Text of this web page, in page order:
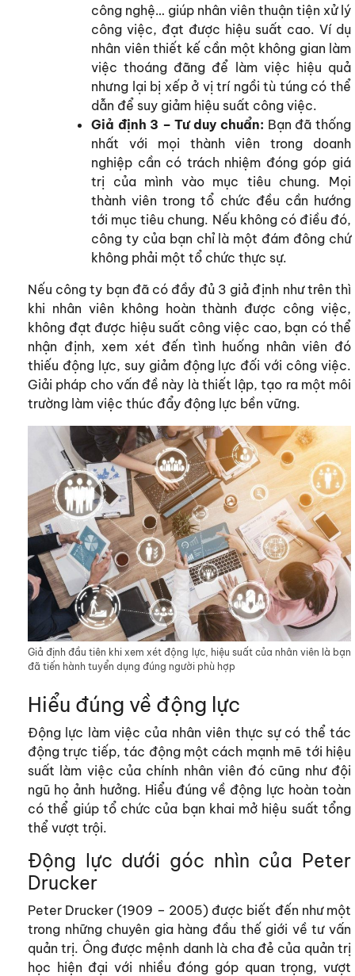
công nghệ… giúp nhân viên thuận tiện xử lý
công việc, đạt được hiệu suất cao. Ví dụ
nhân viên thiết kế cần một không gian làm
việc thoáng đãng để làm việc hiệu quả
nhưng lại bị xếp ở vị trí ngồi tù túng có thể
dẫn để suy giảm hiệu suất công việc.
Giả định 3 – Tư duy chuẩn: Bạn đã thống
nhất với mọi thành viên trong doanh
nghiệp cần có trách nhiệm đóng góp giá
trị của mình vào mục tiêu chung. Mọi
thành viên trong tổ chức đều cần hướng
tới mục tiêu chung. Nếu không có điều đó,
công ty của bạn chỉ là một đám đông chứ
không phải một tổ chức thực sự.
Nếu công ty bạn đã có đầy đủ 3 giả định như trên thì
khi nhân viên không hoàn thành được công việc,
không đạt được hiệu suất công việc cao, bạn có thể
nhận định, xem xét đến tình huống nhân viên đó
thiếu động lực, suy giảm động lực đối với công việc.
Giải pháp cho vấn đề này là thiết lập, tạo ra một môi
trường làm việc thúc đẩy động lực bền vững.
Giả định đầu tiên khi xem xét động lực, hiệu suất của nhân viên là bạn
đã tiến hành tuyển dụng đúng người phù hợp
Hiểu đúng về động lực
Động lực làm việc của nhân viên thực sự có thể tác
động trực tiếp, tác động một cách mạnh mẽ tới hiệu
suất làm việc của chính nhân viên đó cũng như đội
ngũ họ ảnh hưởng. Hiểu đúng về động lực hoàn toàn
có thể giúp tổ chức của bạn khai mở hiệu suất tổng
thể vượt trội.
Động lực dưới góc nhìn của Peter
Drucker
Peter Drucker (1909 – 2005) được biết đến như một
trong những chuyên gia hàng đầu thế giới về tư vấn
quản trị. Ông được mệnh danh là cha đẻ của quản trị
học hiện đại với nhiều đóng góp quan trọng, vượt